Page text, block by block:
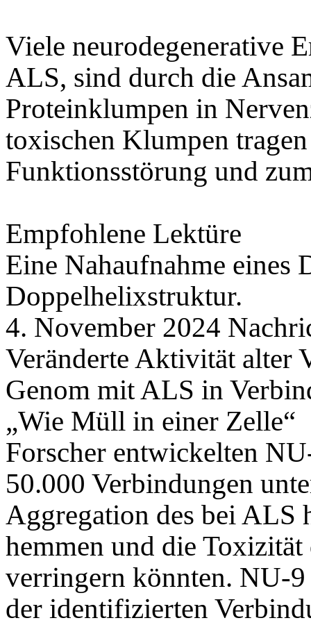
Viele neurodegenerative
ALS, sind durch die
Proteinklumpen in
toxischen Klumpen
Funktionsstörung und
Empfohlene Lektüre
Eine Nahaufnahme eines
Doppelhelixstruktur.
4. November 2024
Veränderte Aktivität alter
Genom mit ALS in
„Wie Müll in einer Zelle“
Forscher entwickelten
50.000 Verbindungen
Aggregation des bei ALS
hemmen und die
verringern könnten. NU-
der identifizierten